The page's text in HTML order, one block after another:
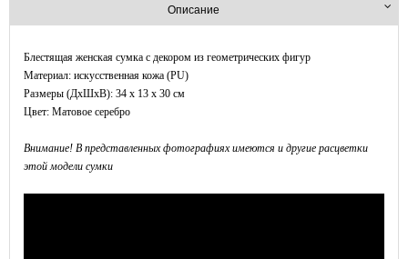
Описание
Блестящая женская сумка с декором из геометрических фигур
Материал: искусственная кожа (PU)
Размеры (ДxШхВ): 34 x 13 x 30 см
Цвет: Матовое серебро
Внимание! В представленных фотографиях имеются и другие расцветки
этой модели сумки